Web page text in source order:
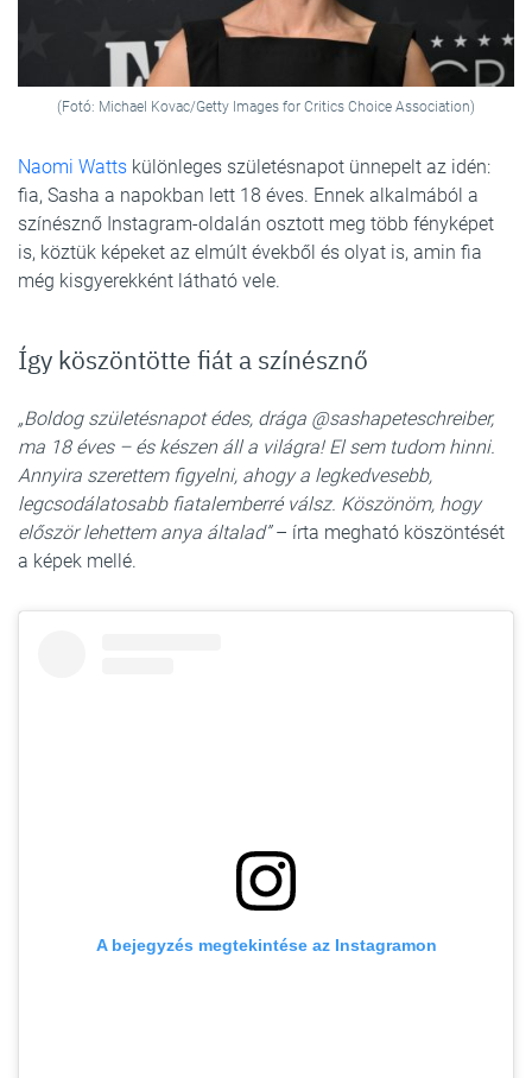
(Fotó: Michael Kovac/Getty Images for Critics Choice Association)
Naomi Watts különleges születésnapot ünnepelt az idén:
fia, Sasha a napokban lett 18 éves. Ennek alkalmából a
színésznő Instagram-oldalán osztott meg több fényképet
is, köztük képeket az elmúlt évekből és olyat is, amin fia
még kisgyerekként látható vele.
Így köszöntötte fiát a színésznő
„Boldog születésnapot édes, drága @sashapeteschreiber,
ma 18 éves – és készen áll a világra! El sem tudom hinni.
Annyira szerettem figyelni, ahogy a legkedvesebb,
legcsodálatosabb fiatalemberré válsz. Köszönöm, hogy
először lehettem anya általad”– írta megható köszöntését
a képek mellé.
A bejegyzés megtekintése az Instagramon